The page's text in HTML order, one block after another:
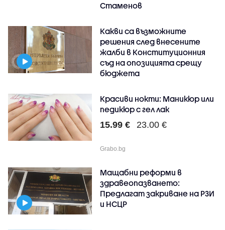
Стаменов
Какви са възможните
решения след внесените
жалби в Конституционния
съд на опозицията срещу
бюджета
Красиви нокти: Маникюр или
педикюр с гел лак
15.99 € 23.00 €
Grabo.bg
Мащабни реформи в
здравеопазването:
Предлагат закриване на РЗИ
и НСЦР